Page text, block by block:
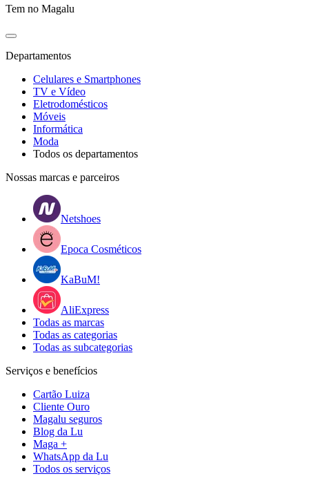
Tem no Magalu
Departamentos
Celulares e Smartphones
TV e Vídeo
Eletrodomésticos
Móveis
Informática
Moda
Todos os departamentos
Nossas marcas e parceiros
Netshoes
Epoca Cosméticos
KaBuM!
AliExpress
Todas as marcas
Todas as categorias
Todas as subcategorias
Serviços e benefícios
Cartão Luiza
Cliente Ouro
Magalu seguros
Blog da Lu
Maga +
WhatsApp da Lu
Todos os serviços